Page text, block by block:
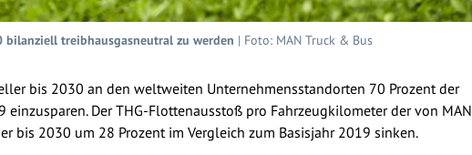
bilanziell treibhausgasneutral zu werden | Foto: MAN Truck & Bus
bis 2030 an den weltweiten Unternehmensstandorten 70 Prozent der
einzusparen. Der THG-Flottenausstoß pro Fahrzeugkilometer der von MAN
bis 2030 um 28 Prozent im Vergleich zum Basisjahr 2019 sinken.